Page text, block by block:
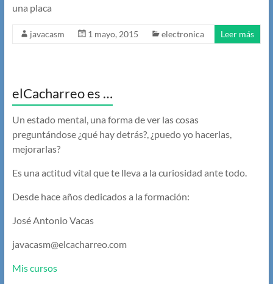
una placa
javacasm 1 mayo, 2015 electronica Leer más
elCacharreo es …
Un estado mental, una forma de ver las cosas
preguntándose ¿qué hay detrás?, ¿puedo yo hacerlas,
mejorarlas?
Es una actitud vital que te lleva a la curiosidad ante todo.
Desde hace años dedicados a la formación:
José Antonio Vacas
javacasm@elcacharreo.com
Mis cursos